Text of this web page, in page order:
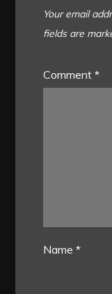
Your email
fields are
Comment*
Name*